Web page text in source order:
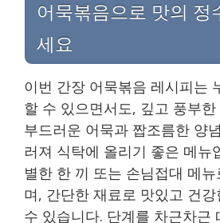
어묵볶음으로 맛의 정
세요
이번 간장 어묵볶음 레시피는
할 수 있으면서도, 깊고 풍부
부드러운 어묵과 짭조름한 양
러져 식탁에 올리기 좋은 메뉴
별한 한 끼 또는 손님접대 메
며, 간단한 재료로 맛있고 건
수 있습니다. 단계를 차근차근